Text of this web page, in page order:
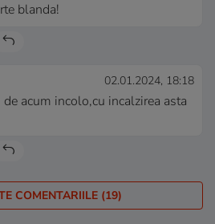
blanda!
02.01.2024, 18:18
acum incolo,cu incalzirea asta
COMENTARIILE (19)